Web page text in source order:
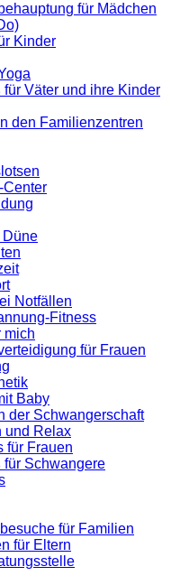
für Mädchen
Kinder
für Väter und ihre Kinder
den Familienzentren
Center
Düne
Notfällen
Fitness
mich
für Frauen
Baby
der Schwangerschaft
und Relax
für Frauen
für Schwangere
für Familien
für Eltern